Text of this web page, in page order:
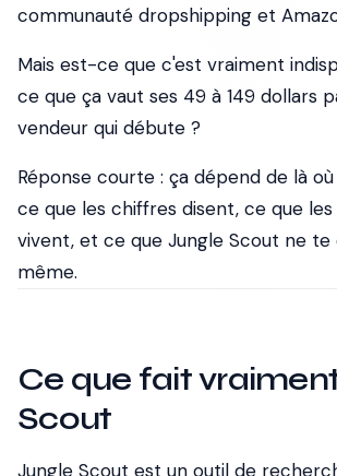
communauté dropshipping et
Mais est-ce que c'est vraiment
ce que ça vaut ses 49 à 149 dollars
vendeur qui débute ?
Réponse courte : ça dépend de là
ce que les chiffres disent, ce que
vivent, et ce que Jungle Scout ne te
même.
Ce que fait
Scout
Jungle Scout est un outil de